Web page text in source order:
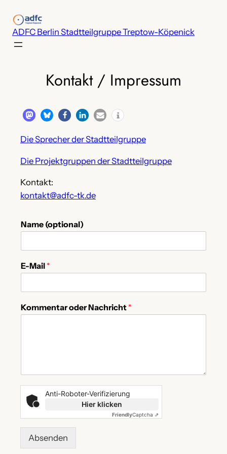
Inhalt
springen
ADFC Berlin Stadtteilgruppe Treptow-Köpenick
Kontakt / Impressum
Die Sprecher der Stadtteilgruppe
Die Projektgruppen der Stadtteilgruppe
Kontakt:
kontakt@adfc-tk.de
Name (optional)
E-Mail *
Kommentar oder Nachricht *
Anti-Roboter-Verifizierung
Hier klicken
FriendlyCaptcha ⇗
Absenden